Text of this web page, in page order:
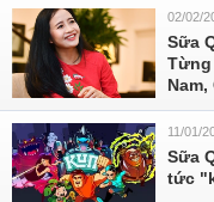
02/02/
Sữa
Từng
11/01/
Sữa
tức